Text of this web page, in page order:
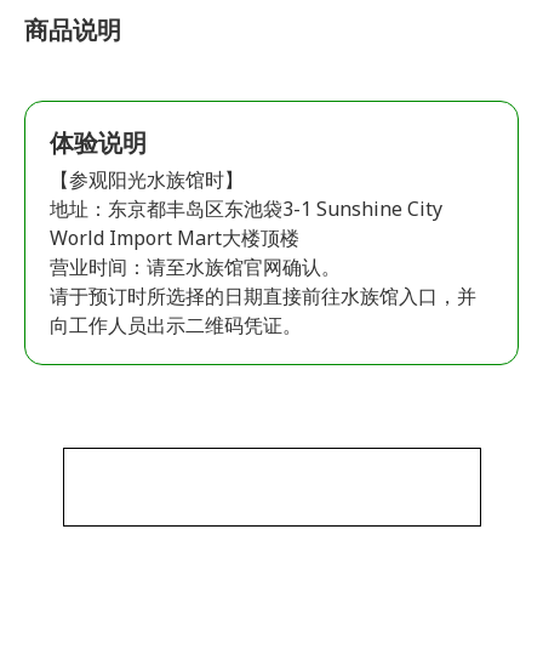
商品说明
体验说明
【参观阳光水族馆时】
地址：东京都丰岛区东池袋3-1 Sunshine City
World Import Mart大楼顶楼
营业时间：请至水族馆官网确认。
请于预订时所选择的日期直接前往水族馆入口，并
向工作人员出示二维码凭证。